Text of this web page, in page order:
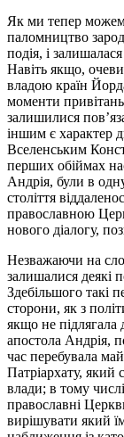
Як ми тепер
паломництво
подія, і
Навіть якщо,
владою країн
моменти
залишилися
іншим є характер
Вселенським
перших обіймах
Андрія, були в
століття
православною
нового діалогу,
Незважаючи на
залишалися деякі
Здебільшого такі
сторони, як з
якщо не підлягала
апостола Андрія,
час перебувала
Патріархату, який
влади; в тому
православні
вирішувати який